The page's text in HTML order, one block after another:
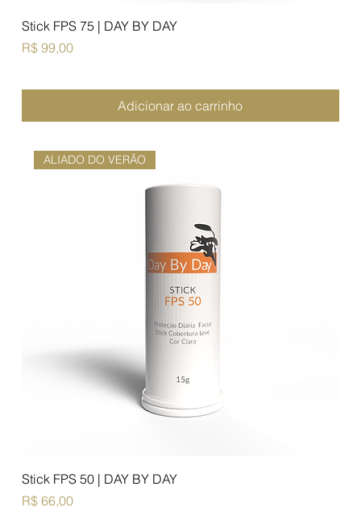
Stick FPS 75 | DAY BY DAY
Preço
R$ 99,00
Adicionar ao carrinho
ALIADO DO VERÃO
Stick FPS 50 | DAY BY DAY
Preço
R$ 66,00